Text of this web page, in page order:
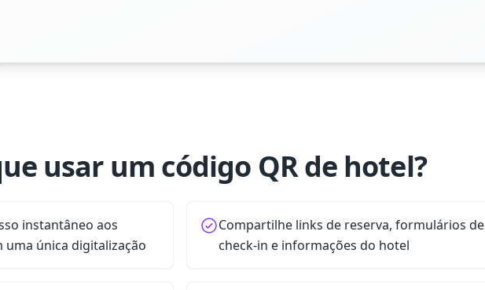
usar um código QR de hotel?
instantâneo aos
uma única digitalização
Compartilhe links de reserva, formulários de
check-in e informações do hotel